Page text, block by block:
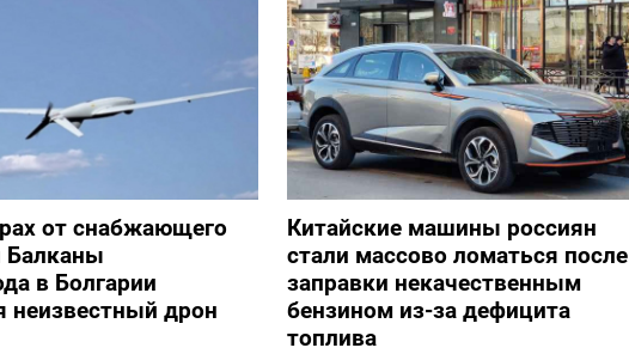
от снабжающего
Балканы
в Болгарии
неизвестный дрон
Китайские машины россиян
стали массово ломаться после
заправки некачественным
бензином из-за дефицита
топлива